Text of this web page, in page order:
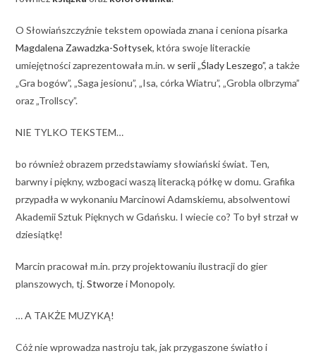
O Słowiańszczyźnie tekstem opowiada znana i ceniona pisarka
Magdalena Zawadzka-Sołtysek, która swoje literackie
umiejętności zaprezentowała m.in. w serii „Ślady Leszego”, a także
„Gra bogów”, „Saga jesionu”, „Isa, córka Wiatru”, „Grobla olbrzyma”
oraz „Trollscy”.
NIE TYLKO TEKSTEM…
bo również obrazem przedstawiamy słowiański świat. Ten,
barwny i piękny, wzbogaci waszą literacką półkę w domu. Grafika
przypadła w wykonaniu Marcinowi Adamskiemu, absolwentowi
Akademii Sztuk Pięknych w Gdańsku. I wiecie co? To był strzał w
dziesiątkę!
Marcin pracował m.in. przy projektowaniu ilustracji do gier
planszowych, tj.Stworzei Monopoly.
… A TAKŻE MUZYKĄ!
Cóż nie wprowadza nastroju tak, jak przygaszone światło i